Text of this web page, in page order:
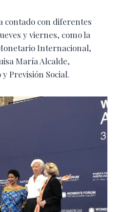
contado con diferentes
y viernes, como la
Internacional,
María Alcalde,
Previsión Social.